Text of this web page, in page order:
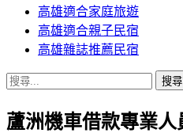
高雄適合家庭旅遊
高雄適合親子民宿
高雄雜誌推薦民宿
搜
關
蘆洲機車借款專業